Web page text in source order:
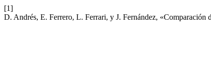
[1]
D. Andrés, E. Ferrero, L. Ferrari, y J. Fernández,